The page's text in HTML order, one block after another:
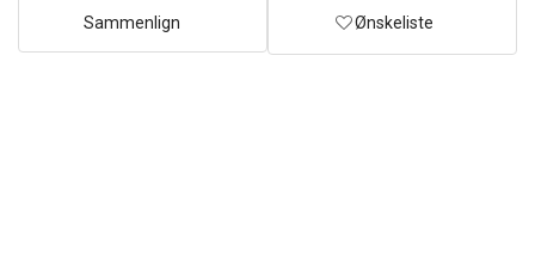
Sammenlign Ønskeliste